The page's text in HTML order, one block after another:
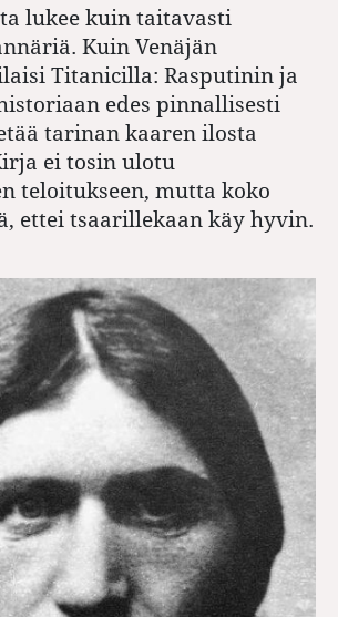
lukee kuin taitavasti
Kuin Venäjän
Titanicilla: Rasputinin ja
edes pinnallisesti
tarinan kaaren ilosta
ei tosin ulotu
teloitukseen, mutta koko
ettei tsaarillekaan käy hyvin.